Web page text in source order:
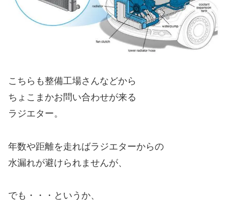
こちらも整備工場さんなどから
ちょこまかお問い合わせが来る
ラジエター。
年数や距離を走ればラジエターからの
水漏れが避けられませんが、
でも・・・というか、